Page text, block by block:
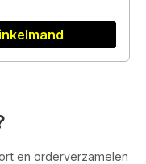
en orderverzamelen